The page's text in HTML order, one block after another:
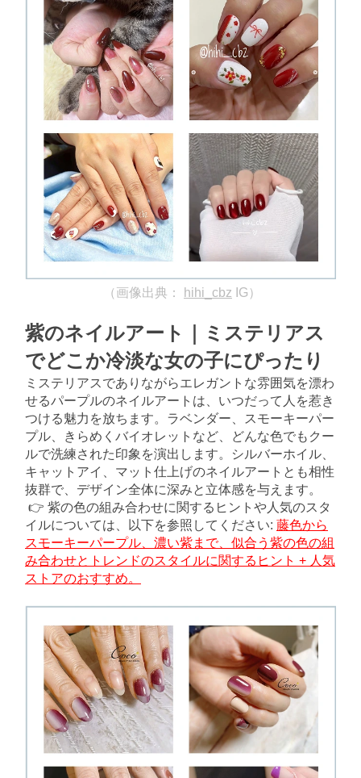
（画像出典： hihi_cbz IG）
紫のネイルアート｜ミステリアス
でどこか冷淡な女の子にぴったり
ミステリアスでありながらエレガントな雰囲気を漂わ
せるパープルのネイルアートは、いつだって人を惹き
つける魅力を放ちます。ラベンダー、スモーキーパー
プル、きらめくバイオレットなど、どんな色でもクー
ルで洗練された印象を演出します。シルバーホイル、
キャットアイ、マット仕上げのネイルアートとも相性
抜群で、デザイン全体に深みと立体感を与えます。
👉 紫の色の組み合わせに関するヒントや人気のスタ
イルについては、以下を参照してください: 藤色から
スモーキーパープル、濃い紫まで、似合う紫の色の組
み合わせとトレンドのスタイルに関するヒント + 人気
ストアのおすすめ。